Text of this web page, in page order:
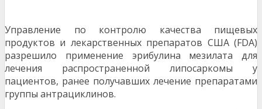
Управление по контролю качества пищевых
продуктов и лекарственных препаратов США (FDA)
разрешило применение эрибулина мезилата для
лечения распространенной липосаркомы у
пациентов, ранее получавших лечение препаратами
группы антрациклинов.